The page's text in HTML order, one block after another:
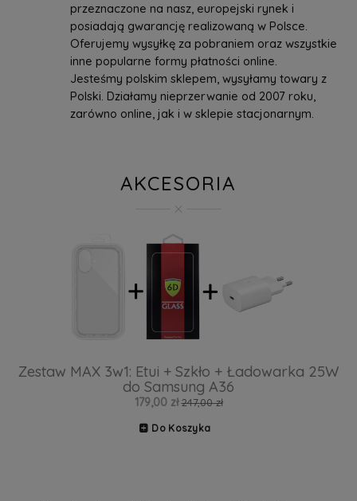
przeznaczone na nasz, europejski rynek i
posiadają gwarancję realizowaną w Polsce.
Oferujemy wysyłkę za pobraniem oraz wszystkie
inne popularne formy płatności online.
Jesteśmy polskim sklepem, wysyłamy towary z
Polski. Działamy nieprzerwanie od 2007 roku,
zarówno online, jak i w sklepie stacjonarnym.
AKCESORIA
Zestaw MAX 3w1: Etui + Szkło + Ładowarka 25W
do Samsung A36
179,00 zł 247,00 zł
Do Koszyka